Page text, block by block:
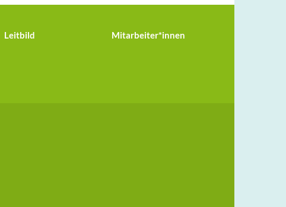
Leitbild Mitarbeiter*innen